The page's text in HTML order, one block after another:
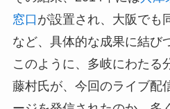
窓口 が設置され、大阪でも
など、具体的な成果に結び
このように、多岐にわたる
藤村氏が、今回のライブ配